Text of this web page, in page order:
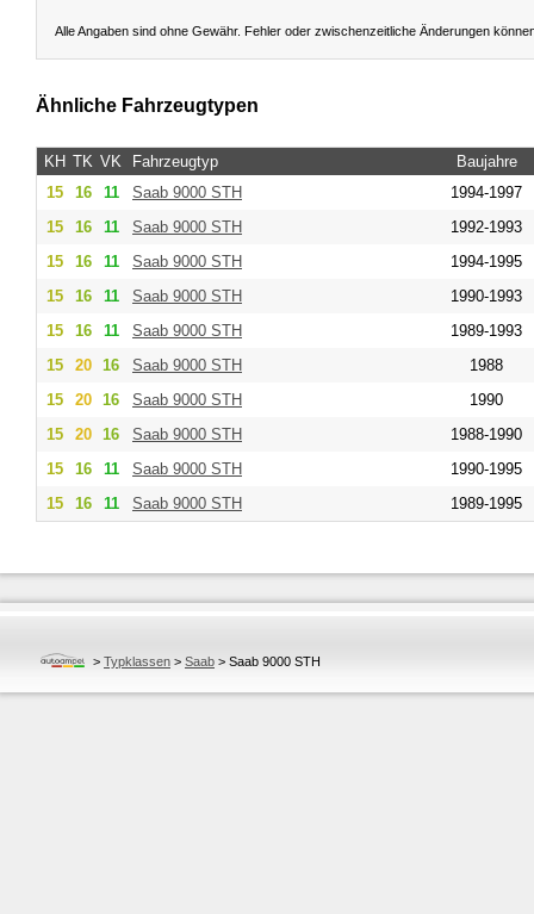
Alle Angaben sind ohne Gewähr. Fehler oder zwischenzeitliche Änderungen
Ähnliche Fahrzeugtypen
KH TK VK Fahrzeugtyp
Baujahre
15
16 11 Saab 9000 STH
1994-1997
15
16 11 Saab 9000 STH
1992-1993
15
16 11 Saab 9000 STH
1994-1995
15
16 11 Saab 9000 STH
1990-1993
15
16 11 Saab 9000 STH
1989-1993
15
20 16 Saab 9000 STH
1988
15
20 16 Saab 9000 STH
1990
15
20 16 Saab 9000 STH
1988-1990
15
16 11 Saab 9000 STH
1990-1995
15
16 11 Saab 9000 STH 1989-1995
> Typklassen > Saab > Saab 9000 STH